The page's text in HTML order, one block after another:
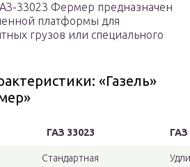
33023 Фермер предназначен
платформы для
грузов или специального
«Газель»
ГАЗ 33023 ГАЗ
Стандартная